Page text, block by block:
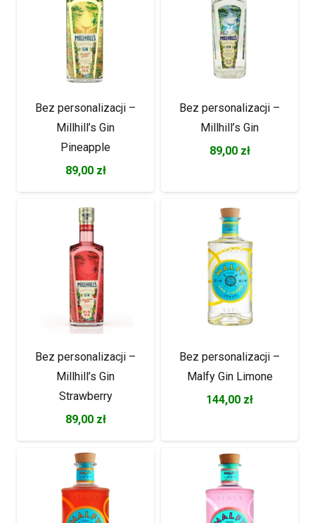
Bez personalizacji –
Millhill’s Gin
Pineapple
89,00 zł
Bez personalizacji –
Millhill’s Gin
89,00 zł
Bez personalizacji –
Millhill’s Gin
Strawberry
89,00 zł
Bez personalizacji –
Malfy Gin Limone
144,00 zł